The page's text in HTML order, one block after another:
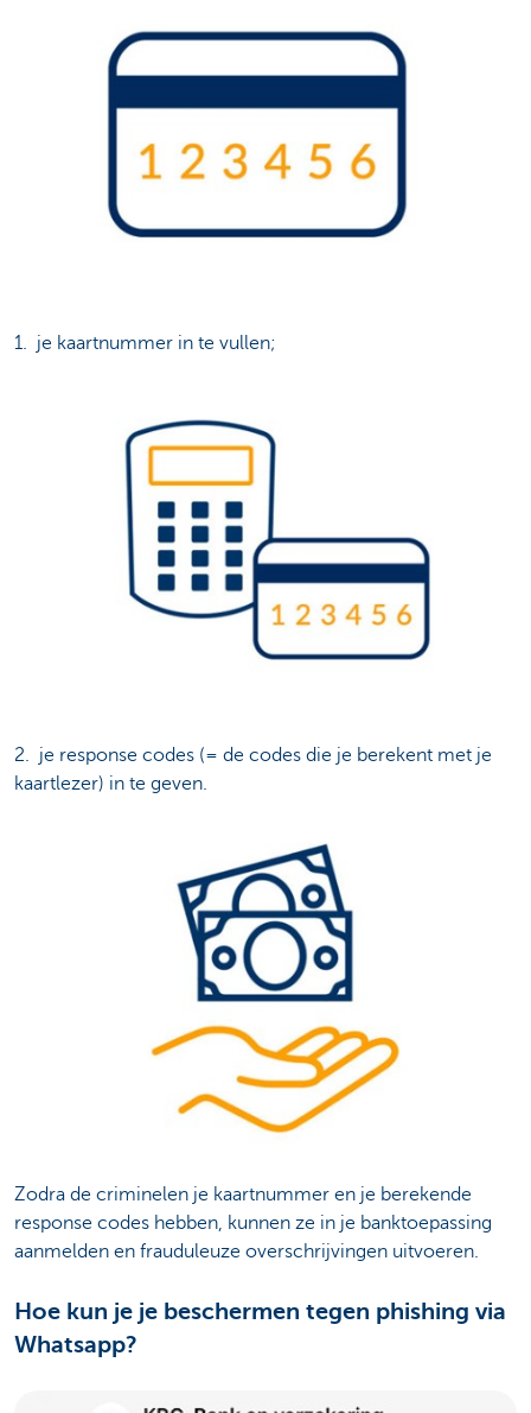
1. je kaartnummer in te vullen;
2. je response codes (= de codes die je berekent met je
kaartlezer) in te geven.
Zodra de criminelen je kaartnummer en je berekende
response codes hebben, kunnen ze in je banktoepassing
aanmelden en frauduleuze overschrijvingen uitvoeren.
Hoe kun je je beschermen tegen phishing via
Whatsapp?